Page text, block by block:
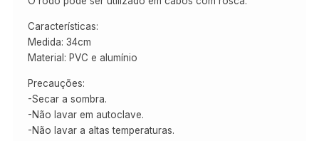
Características:
Medida: 34cm
Material: PVC e alumínio
Precauções:
-Secar a sombra.
-Não lavar em autoclave.
-Não lavar a altas temperaturas.